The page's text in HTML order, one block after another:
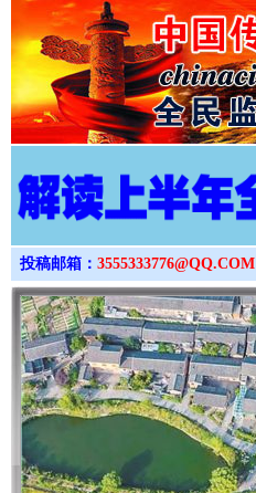
投稿邮箱： 3555333776@QQ.COM